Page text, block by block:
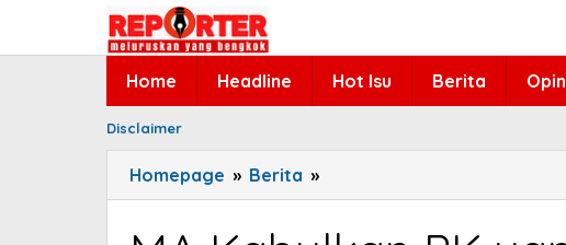
Home Headline Hot Isu Berita
Disclaimer
Homepage » Berita »
Kabulkan
PK